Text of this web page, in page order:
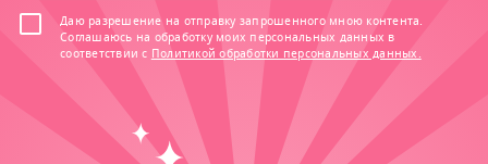
Даю разрешение на отправку запрошенного мною контента.
Соглашаюсь на обработку моих персональных данных в
соответствии с Политикой обработки персональных данных.